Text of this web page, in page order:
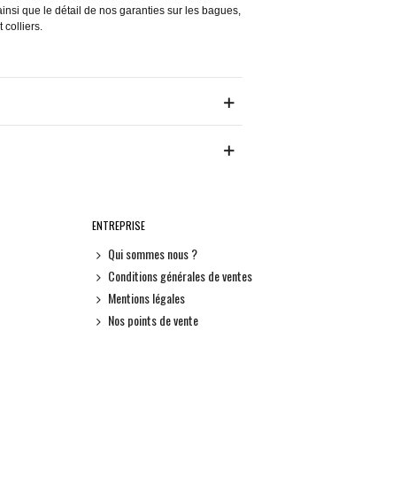
que le détail de nos garanties sur les bagues,
colliers.
ENTREPRISE
Qui sommes nous ?
Conditions générales de ventes
Mentions légales
Nos points de vente